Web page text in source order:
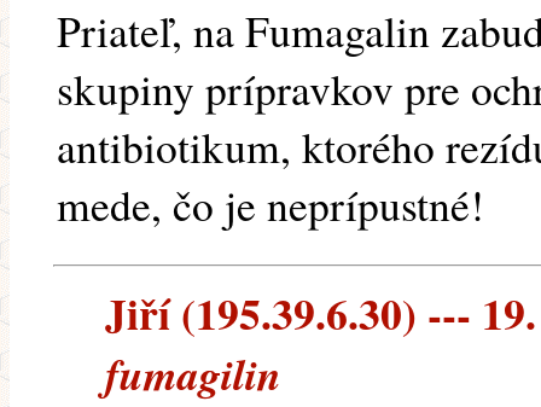
Priateľ, na Fumagalin
skupiny prípravkov pre
antibiotikum, ktorého
mede, čo je neprípustné!
Jiří (195.39.6.30) ---
fumagilin